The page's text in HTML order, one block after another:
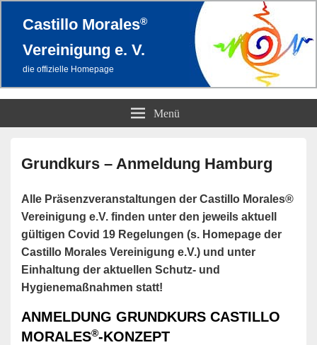
Castillo Morales®
Vereinigung e. V.
die offizielle Homepage
Menü
Grundkurs – Anmeldung Hamburg
Alle Präsenzveranstaltungen der Castillo Morales®
Vereinigung e.V. finden unter den jeweils aktuell
gültigen Covid 19 Regelungen (s. Homepage der
Castillo Morales Vereinigung e.V.) und unter
Einhaltung der aktuellen Schutz- und
Hygienemaßnahmen statt!
ANMELDUNG GRUNDKURS CASTILLO
MORALES®-KONZEPT
Seitenleisten-
Widgetbereich